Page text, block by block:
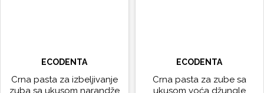
ECODENTA
Crna pasta za izbeljivanje
zuba sa ukusom narandže
ECODENTA
Crna pasta za zube sa
ukusom voća džungle